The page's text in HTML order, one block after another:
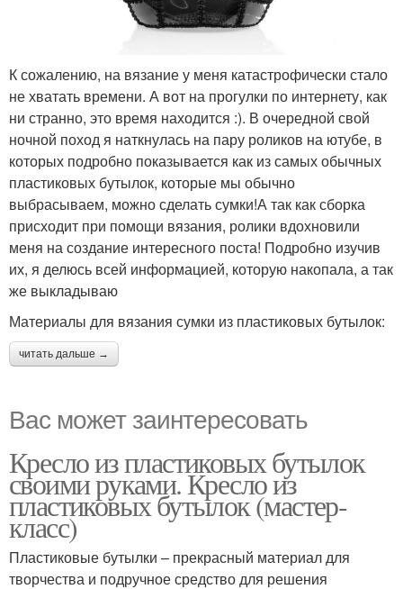
К сожалению, на вязание у меня катастрофически стало
не хватать времени. А вот на прогулки по интернету, как
ни странно, это время находится :). В очередной свой
ночной поход я наткнулась на пару роликов на ютубе, в
которых подробно показывается как из самых обычных
пластиковых бутылок, которые мы обычно
выбрасываем, можно сделать сумки!А так как сборка
присходит при помощи вязания, ролики вдохновили
меня на создание интересного поста! Подробно изучив
их, я делюсь всей информацией, которую накопала, а так
же выкладываю
Материалы для вязания сумки из пластиковых бутылок:
читать дальше →
Вас может заинтересовать
Кресло из пластиковых бутылок
своими руками. Кресло из
пластиковых бутылок (мастер-
класс)
Пластиковые бутылки – прекрасный материал для
творчества и подручное средство для решения